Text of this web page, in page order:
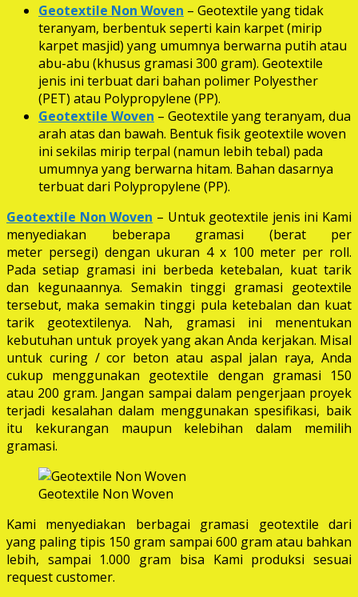
Geotextile Non Woven – Geotextile yang tidak
teranyam, berbentuk seperti kain karpet (mirip
karpet masjid) yang umumnya berwarna putih atau
abu-abu (khusus gramasi 300 gram). Geotextile
jenis ini terbuat dari bahan polimer Polyesther
(PET) atau Polypropylene (PP).
Geotextile Woven – Geotextile yang teranyam, dua
arah atas dan bawah. Bentuk fisik geotextile woven
ini sekilas mirip terpal (namun lebih tebal) pada
umumnya yang berwarna hitam. Bahan dasarnya
terbuat dari Polypropylene (PP).
Geotextile Non Woven – Untuk geotextile jenis ini Kami
menyediakan beberapa gramasi (berat per
meter persegi) dengan ukuran 4 x 100 meter per roll.
Pada setiap gramasi ini berbeda ketebalan, kuat tarik
dan kegunaannya. Semakin tinggi gramasi geotextile
tersebut, maka semakin tinggi pula ketebalan dan kuat
tarik geotextilenya. Nah, gramasi ini menentukan
kebutuhan untuk proyek yang akan Anda kerjakan. Misal
untuk curing / cor beton atau aspal jalan raya, Anda
cukup menggunakan geotextile dengan gramasi 150
atau 200 gram. Jangan sampai dalam pengerjaan proyek
terjadi kesalahan dalam menggunakan spesifikasi, baik
itu kekurangan maupun kelebihan dalam memilih
gramasi.
Geotextile Non Woven
Kami menyediakan berbagai gramasi geotextile dari
yang paling tipis 150 gram sampai 600 gram atau bahkan
lebih, sampai 1.000 gram bisa Kami produksi sesuai
request customer.